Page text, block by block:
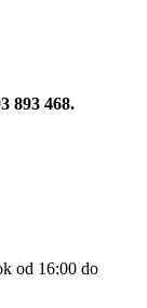
893 468.
od 16:00 do